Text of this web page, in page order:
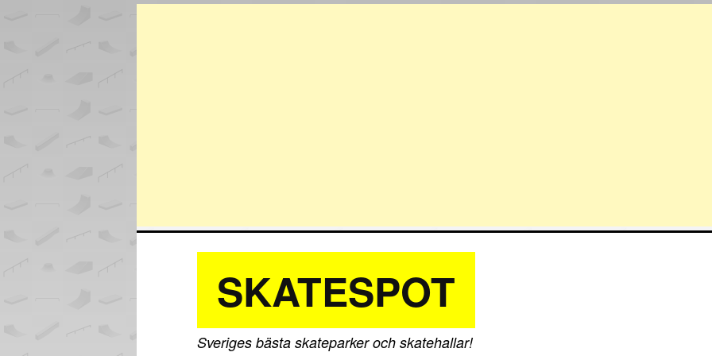
SKATESPOT
Sveriges bästa skateparker och skatehallar!